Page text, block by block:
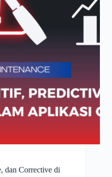
dan Corrective di